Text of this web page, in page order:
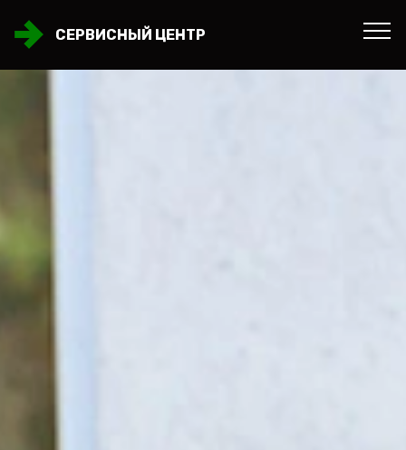
СЕРВИСНЫЙ ЦЕНТР